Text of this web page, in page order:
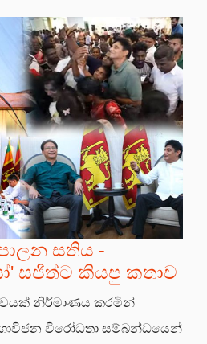
සතිය -
සජිත්ට කියපු කතාව
නිර්මාණය කරමින්
විරෝධතා සම්බන්ධයෙන්